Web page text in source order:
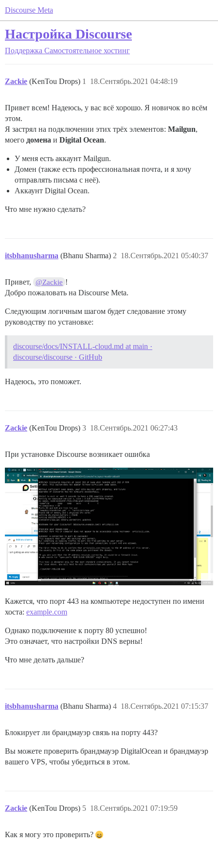
Discourse Meta
Настройка Discourse
Поддержка Самостоятельное хостинг
Zackie (KenTou Drops) 18.Сентябрь.2021 04:48:19
1
Привет всем! Надеюсь, у вас всё хорошо. Я новичок во всём
этом.
Я застрял на подключении этих трёх элементов: Mailgun,
моего домена и Digital Ocean.
У меня есть аккаунт Mailgun.
Домен (также есть профессиональная почта, и я хочу
отправлять письма с неё).
Аккаунт Digital Ocean.
Что мне нужно сделать?
itsbhanusharma (Bhanu Sharma) 18.Сентябрь.2021 05:40:37
2
Привет, @Zackie !
Добро пожаловать на Discourse Meta.
Следующим логичным шагом будет следование этому
руководству по установке:
discourse/docs/INSTALL-cloud.md at main ·
discourse/discourse · GitHub
Надеюсь, это поможет.
Zackie (KenTou Drops) 18.Сентябрь.2021 06:27:43
3
При установке Discourse возникает ошибка
Кажется, что порт 443 на компьютере недоступен по имени
хоста: example.com
Однако подключение к порту 80 успешно!
Это означает, что настройки DNS верны!
Что мне делать дальше?
itsbhanusharma (Bhanu Sharma) 18.Сентябрь.2021 07:15:37
4
Блокирует ли брандмауэр связь на порту 443?
Вы можете проверить брандмауэр DigitalOcean и брандмауэр
вашего VPS, чтобы убедиться в этом.
Zackie (KenTou Drops) 18.Сентябрь.2021 07:19:59
5
Как я могу это проверить?